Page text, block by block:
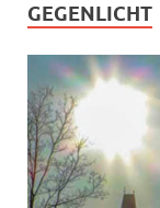
GEGENLICHT